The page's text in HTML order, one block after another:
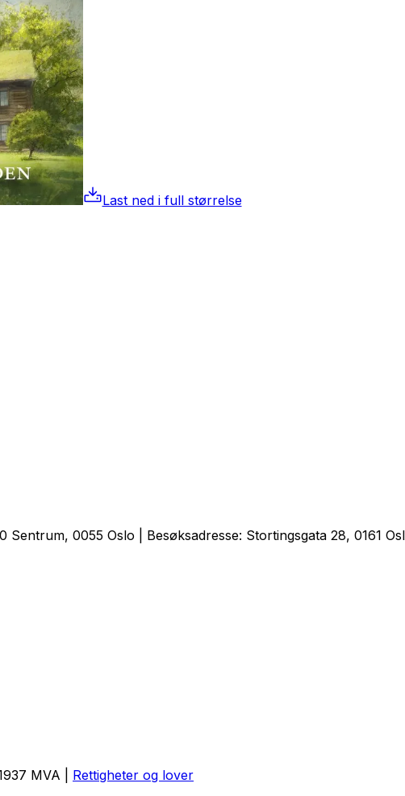
Last ned i full størrelse
Sentrum, 0055 Oslo | Besøksadresse: Stortingsgata 28, 0161
MVA | Rettigheter og lover